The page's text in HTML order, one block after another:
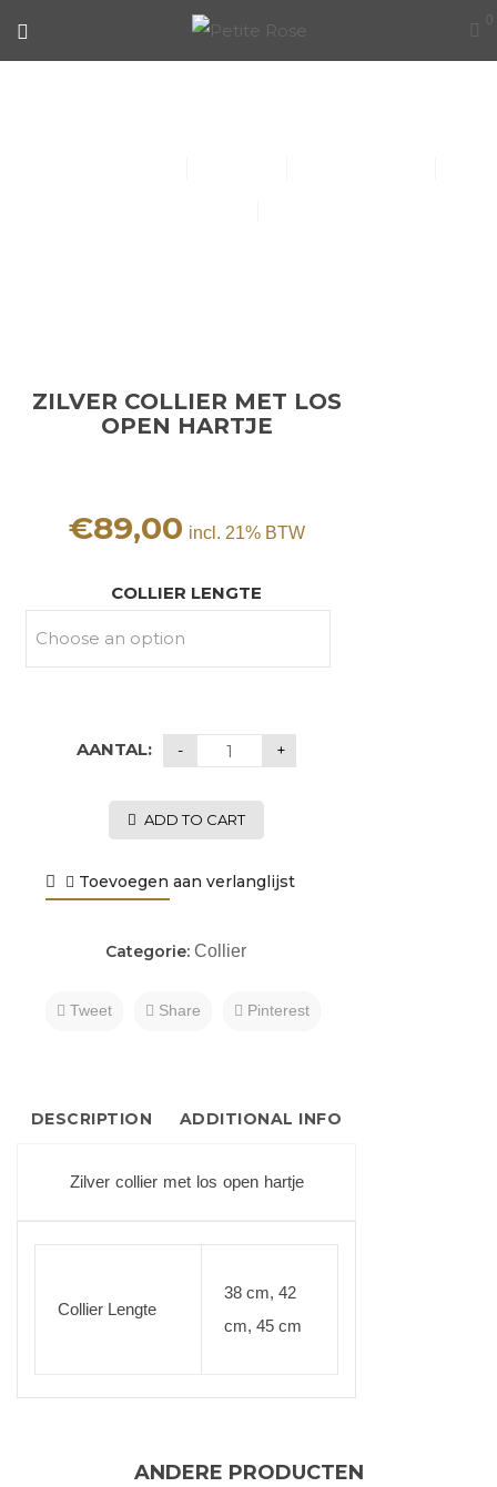
0
ZILVER COLLIER MET LOS
OPEN HARTJE
€89,00 incl. 21% BTW
COLLIER LENGTE
AANTAL:
ADD TO CART
Toevoegen aan verlanglijst
Categorie: Collier
Tweet Share Pinterest
DESCRIPTION ADDITIONAL INFO
Zilver collier met los open hartje
Collier Lengte
38 cm, 42
cm, 45 cm
ANDERE PRODUCTEN